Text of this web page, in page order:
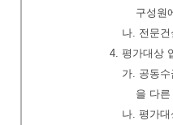
구성원
나. 전문
4. 평가대상
가. 공동
을 다
나. 평가